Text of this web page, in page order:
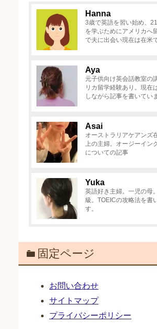
Hanna
3歳で英語を習い始め、
を学ぶためにアメリカへ
で夫に出会い現在は在米
Aya
元子供向け英会話教室の
リカ留学経験あり。現在
しながら記事を書いてい
Asai
オーストラリアケアンズ
上の主婦。オージーイン
についての記事
Yuka
英語好き主婦。一児の母
級。TOEICの攻略法を書
す。
固定ページ
お問い合わせ
サイトマップ
プライバシーポリシー